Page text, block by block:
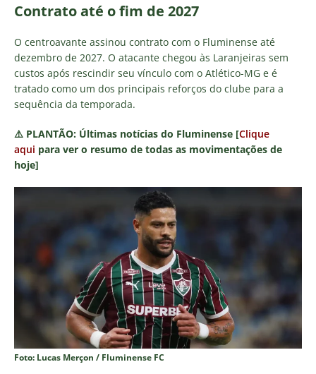
Contrato até o fim de 2027
O centroavante assinou contrato com o Fluminense até
dezembro de 2027. O atacante chegou às Laranjeiras sem
custos após rescindir seu vínculo com o Atlético-MG e é
tratado como um dos principais reforços do clube para a
sequência da temporada.
⚠️ PLANTÃO: Últimas notícias do Fluminense [Clique
aqui para ver o resumo de todas as movimentações de
hoje]
Foto: Lucas Merçon / Fluminense FC